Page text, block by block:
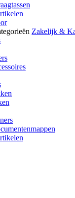
Zakelijk &